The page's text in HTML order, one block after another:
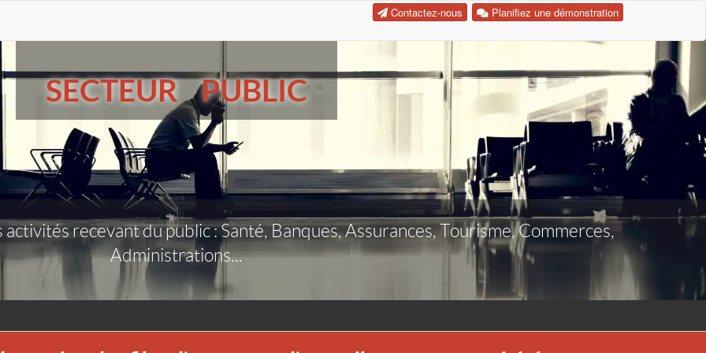
Planifiez une démonstration
Contactez-nous
SECTEUR PUBLIC
recevant du public : Santé, Banques, Assurances, Tourisme, Commerces,
Administrations...